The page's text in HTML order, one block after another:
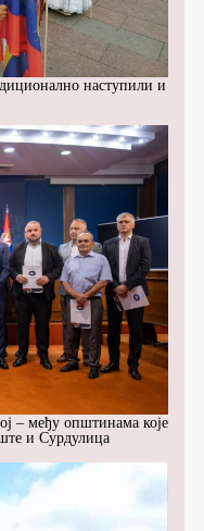
наступили и
– међу општинама које
и Сурдулица